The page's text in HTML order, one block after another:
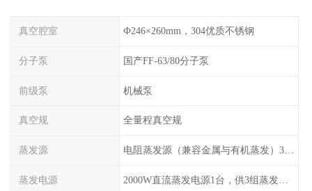
真空腔室 Ф246×260mm，304优质不锈钢
分子泵 国产FF-63/80分子泵
前级泵 机械泵
真空规 全量程真空规
蒸发源 电阻蒸发源（兼容金属与有机蒸发）3组，可切换使用
蒸发电源 2000W直流蒸发电源1台，供3组蒸发源切换使用